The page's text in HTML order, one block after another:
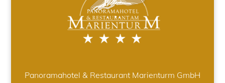
Panoramahotel & Restaurant Marienturm GmbH